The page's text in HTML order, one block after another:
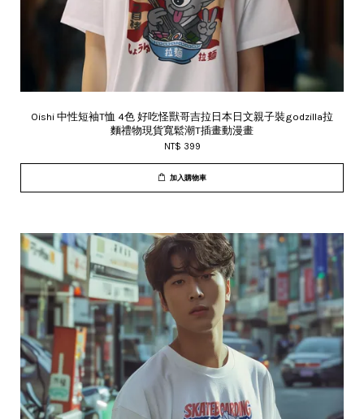
Oishi 中性短袖T恤 4色 好吃怪獸哥吉拉日本日文親子裝godzilla拉
麵禮物現貨寬鬆潮T插畫動漫畫
NT$ 399
加入購物車